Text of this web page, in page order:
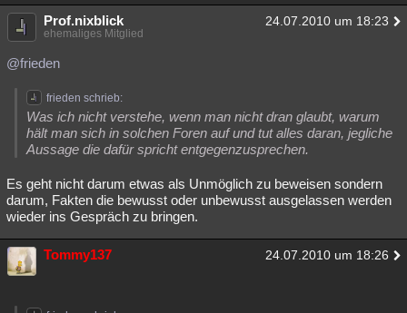
Prof.nixblick 24.07.2010 um 18:23
ehemaliges Mitglied
@frieden
frieden schrieb:
Was ich nicht verstehe, wenn man nicht dran glaubt, warum
hält man sich in solchen Foren auf und tut alles daran, jegliche
Aussage die dafür spricht entgegenzusprechen.
Es geht nicht darum etwas als Unmöglich zu beweisen sondern
darum, Fakten die bewusst oder unbewusst ausgelassen werden
wieder ins Gespräch zu bringen.
Tommy137 24.07.2010 um 18:26